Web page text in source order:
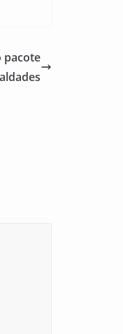
pacote